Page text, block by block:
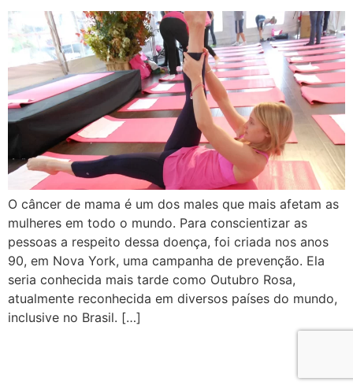
O câncer de mama é um dos males que mais afetam as
mulheres em todo o mundo. Para conscientizar as
pessoas a respeito dessa doença, foi criada nos anos
90, em Nova York, uma campanha de prevenção. Ela
seria conhecida mais tarde como Outubro Rosa,
atualmente reconhecida em diversos países do mundo,
inclusive no Brasil. […]